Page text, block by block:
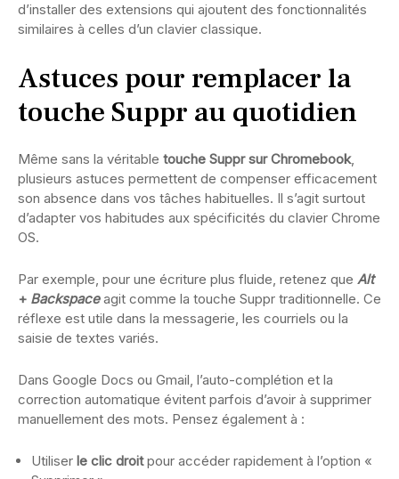
d’installer des extensions qui ajoutent des fonctionnalités
similaires à celles d’un clavier classique.
Astuces pour remplacer la
touche Suppr au quotidien
Même sans la véritable touche Suppr sur Chromebook,
plusieurs astuces permettent de compenser efficacement
son absence dans vos tâches habituelles. Il s’agit surtout
d’adapter vos habitudes aux spécificités du clavier Chrome
OS.
Par exemple, pour une écriture plus fluide, retenez que Alt
+ Backspaceagit comme la touche Suppr traditionnelle. Ce
réflexe est utile dans la messagerie, les courriels ou la
saisie de textes variés.
Dans Google Docs ou Gmail, l’auto-complétion et la
correction automatique évitent parfois d’avoir à supprimer
manuellement des mots. Pensez également à :
Utiliser le clic droitpour accéder rapidement à l’option «